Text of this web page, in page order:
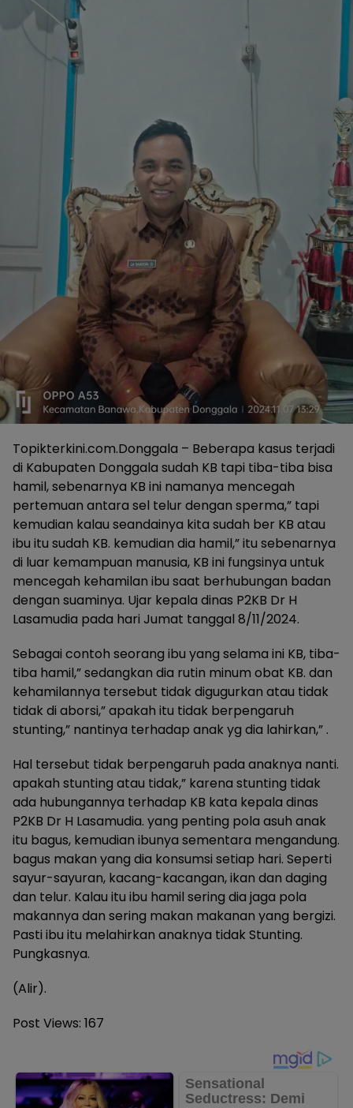
Topikterkini.com.Donggala – Beberapa kasus terjadi
di Kabupaten Donggala sudah KB tapi tiba-tiba bisa
hamil, sebenarnya KB ini namanya mencegah
pertemuan antara sel telur dengan sperma,” tapi
kemudian kalau seandainya kita sudah ber KB atau
ibu itu sudah KB. kemudian dia hamil,” itu sebenarnya
di luar kemampuan manusia, KB ini fungsinya untuk
mencegah kehamilan ibu saat berhubungan badan
dengan suaminya. Ujar kepala dinas P2KB Dr H
Lasamudia pada hari Jumat tanggal 8/11/2024.
Sebagai contoh seorang ibu yang selama ini KB, tiba-
tiba hamil,” sedangkan dia rutin minum obat KB. dan
kehamilannya tersebut tidak digugurkan atau tidak
tidak di aborsi,” apakah itu tidak berpengaruh
stunting,” nantinya terhadap anak yg dia lahirkan,” .
Hal tersebut tidak berpengaruh pada anaknya nanti.
apakah stunting atau tidak,” karena stunting tidak
ada hubungannya terhadap KB kata kepala dinas
P2KB Dr H Lasamudia. yang penting pola asuh anak
itu bagus, kemudian ibunya sementara mengandung.
bagus makan yang dia konsumsi setiap hari. Seperti
sayur-sayuran, kacang-kacangan, ikan dan daging
dan telur. Kalau itu ibu hamil sering dia jaga pola
makannya dan sering makan makanan yang bergizi.
Pasti ibu itu melahirkan anaknya tidak Stunting.
Pungkasnya.
(Alir).
Post Views: 167